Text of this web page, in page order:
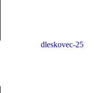
dleskovec-25